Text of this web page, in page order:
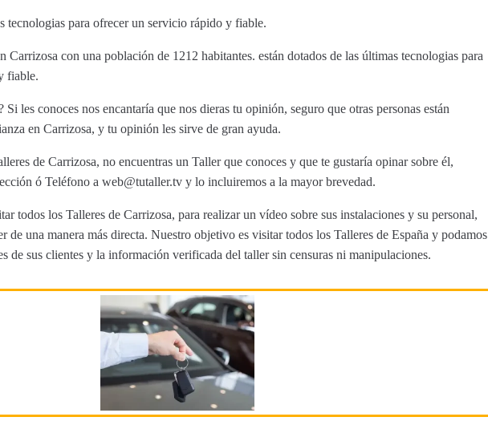
tecnologias para ofrecer un servicio rápido y fiable.
Carrizosa con una población de 1212 habitantes. están dotados de las últimas tecnologias para
fiable.
Si les conoces nos encantaría que nos dieras tu opinión, seguro que otras personas están
en Carrizosa, y tu opinión les sirve de gran ayuda.
de Carrizosa, no encuentras un Taller que conoces y que te gustaría opinar sobre él,
ó Teléfono a web@tutaller.tv y lo incluiremos a la mayor brevedad.
todos los Talleres de Carrizosa, para realizar un vídeo sobre sus instalaciones y su personal,
de una manera más directa. Nuestro objetivo es visitar todos los Talleres de España y podamos
de sus clientes y la información verificada del taller sin censuras ni manipulaciones.